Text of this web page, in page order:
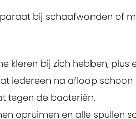
bij schaafwonden of
kleren bij zich hebben, plus
iedereen na afloop schoon
tegen de bacteriën.
opruimen en alle spullen